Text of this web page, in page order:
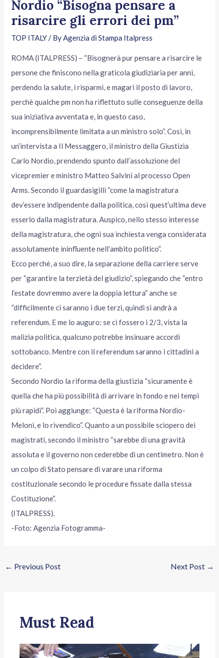
Nordio “Bisogna pensare a
risarcire gli errori dei pm”
TOP ITALY/ ByAgenzia di Stampa Italpress
ROMA (ITALPRESS) – “Bisognerà pur pensare a risarcire le
persone che finiscono nella graticola giudiziaria per anni,
perdendo la salute, i risparmi, e magari il posto di lavoro,
perchè qualche pm non ha riflettuto sulle conseguenze della
sua iniziativa avventata e, in questo caso,
incomprensibilmente limitata a un ministro solo”. Così, in
un’intervista a Il Messaggero, il ministro della Giustizia
Carlo Nordio, prendendo spunto dall’assoluzione del
vicepremier e ministro Matteo Salvini al processo Open
Arms. Secondo il guardasigilli “come la magistratura
dev’essere indipendente dalla politica, così quest’ultima deve
esserlo dalla magistratura. Auspico, nello stesso interesse
della magistratura, che ogni sua inchiesta venga considerata
assolutamente ininfluente nell’ambito politico”.
Ecco perchè, a suo dire, la separazione della carriere serve
per “garantire la terzietà del giudizio”, spiegando che “entro
l’estate dovremmo avere la doppia lettura” anche se
“difficilmente ci saranno i due terzi, quindi si andrà a
referendum. E me lo auguro: se ci fossero i 2/3, vista la
malizia politica, qualcuno potrebbe insinuare accordi
sottobanco. Mentre con il referendum saranno i cittadini a
decidere”.
Secondo Nordio la riforma della giustizia “sicuramente è
quella che ha più possibilità di arrivare in fondo e nei tempi
più rapidi”. Poi aggiunge: “Questa è la riforma Nordio-
Meloni, e lo rivendico”. Quanto a un possibile sciopero dei
magistrati, secondo il ministro “sarebbe di una gravità
assoluta e il governo non cederebbe di un centimetro. Non è
un colpo di Stato pensare di varare una riforma
costituzionale secondo le procedure fissate dalla stessa
Costituzione”.
(ITALPRESS).
-Foto: Agenzia Fotogramma-
← Previous Post Next Post →
Must Read